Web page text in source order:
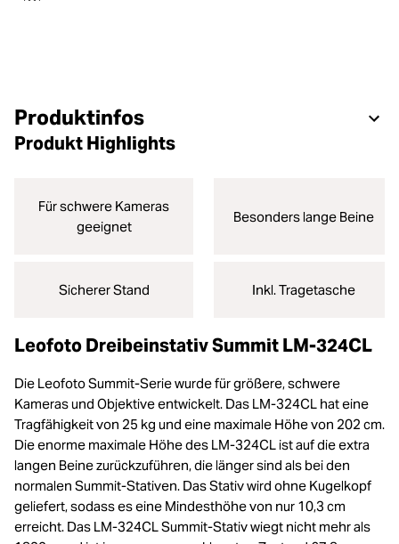
Produktinfos
Produkt Highlights
Für schwere Kameras
geeignet
Besonders lange Beine
Sicherer Stand Inkl. Tragetasche
Leofoto Dreibeinstativ Summit LM-324CL
Die Leofoto Summit-Serie wurde für größere, schwere
Kameras und Objektive entwickelt. Das LM-324CL hat eine
Tragfähigkeit von 25 kg und eine maximale Höhe von 202 cm.
Die enorme maximale Höhe des LM-324CL ist auf die extra
langen Beine zurückzuführen, die länger sind als bei den
normalen Summit-Stativen. Das Stativ wird ohne Kugelkopf
geliefert, sodass es eine Mindesthöhe von nur 10,3 cm
erreicht. Das LM-324CL Summit-Stativ wiegt nicht mehr als